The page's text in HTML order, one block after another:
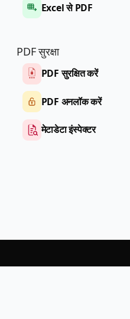
Excel से PDF
PDF सुरक्षा
PDF सुरक्षित करें
PDF अनलॉक करें
मेटाडेटा इंस्पेक्टर